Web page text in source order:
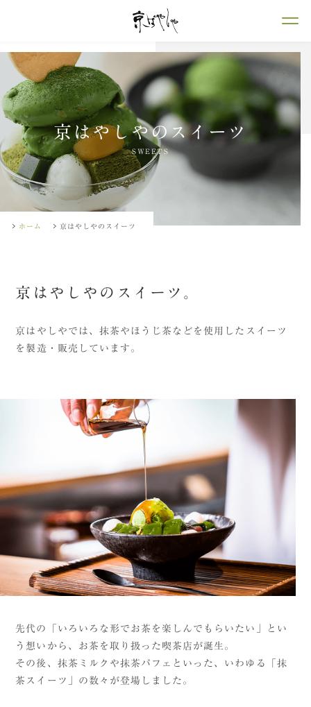
京はやしやのスイーツ
SWEETS
ホーム 京はやしやのスイーツ
京はやしやのスイーツ。
京はやしやでは、抹茶やほうじ茶などを使用したスイーツ
を製造・販売しています。
先代の「いろいろな形でお茶を楽しんでもらいたい」とい
う想いから、お茶を取り扱った喫茶店が誕生。
その後、抹茶ミルクや抹茶パフェといった、いわゆる「抹
茶スイーツ」の数々が登場しました。